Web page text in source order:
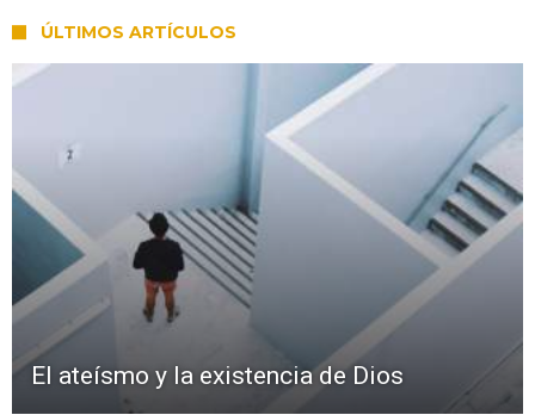
ÚLTIMOS ARTÍCULOS
El ateísmo y la existencia de Dios